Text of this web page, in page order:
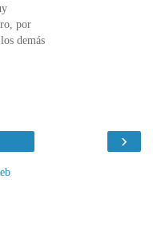
por
demás
›